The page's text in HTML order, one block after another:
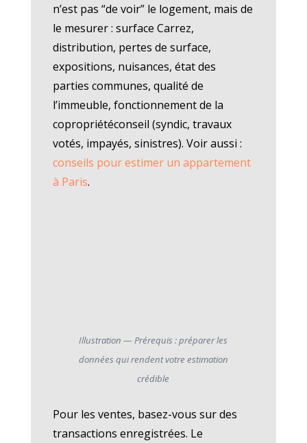
n’est pas “de voir” le logement, mais de
le mesurer : surface Carrez,
distribution, pertes de surface,
expositions, nuisances, état des
parties communes, qualité de
l’immeuble, fonctionnement de la
copropriétéconseil (syndic, travaux
votés, impayés, sinistres). Voir aussi :
conseils pour estimer un appartement
à Paris.
Illustration — Prérequis : préparer les
données qui rendent votre estimation
crédible
Pour les ventes, basez-vous sur des
transactions enregistrées. Le